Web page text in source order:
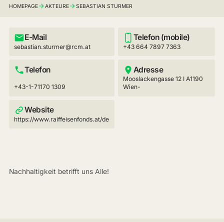
HOMEPAGE AKTEURE SEBASTIAN STURMER
E-Mail
sebastian.sturmer@rcm.at
Telefon (mobile)
+43 664 7897 7363
Telefon
+43-1-71170 1309
Adresse
Mooslackengasse 12 I A1190
Wien-
Website
https://www.raiffeisenfonds.at/de
Nachhaltigkeit betrifft uns Alle!